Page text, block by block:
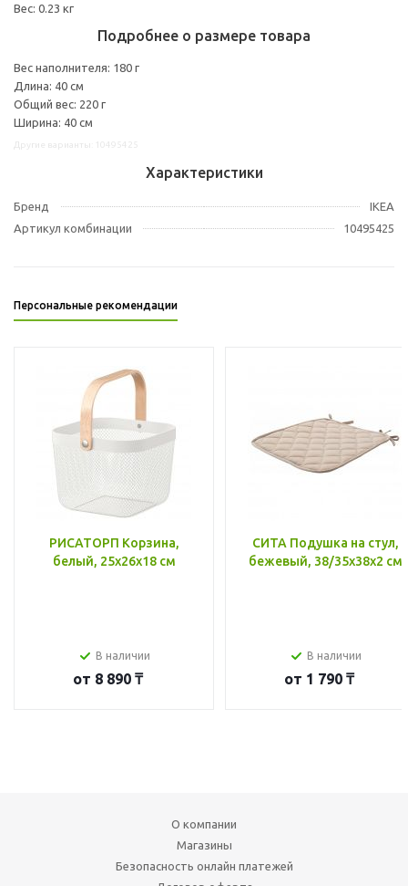
Вес: 0.23 кг
Подробнее о размере товара
Вес наполнителя: 180 г
Длина: 40 см
Общий вес: 220 г
Ширина: 40 см
Характеристики
Бренд
IKEA
Артикул комбинации
10495425
Персональные рекомендации
РИСАТОРП Корзина,
белый, 25x26x18 см
В наличии
от 8 890 ₸
СИТА Подушка на стул,
бежевый, 38/35x38x2 см
В наличии
от 1 790 ₸
О компании
Магазины
Безопасность онлайн платежей